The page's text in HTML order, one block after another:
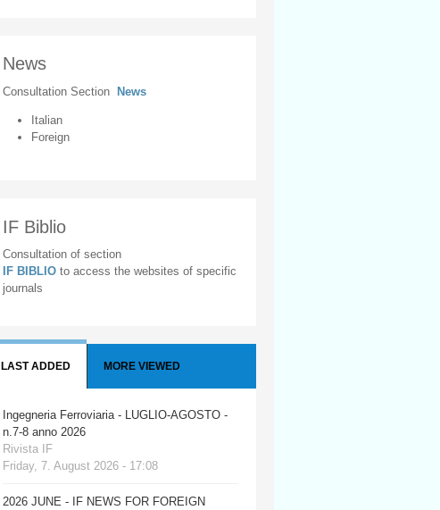
News
Consultation Section News
Italian
Foreign
IF Biblio
Consultation of section
IF BIBLIO to access the websites of specific
journals
LAST ADDED MORE VIEWED
Ingegneria Ferroviaria - LUGLIO-AGOSTO -
n.7-8 anno 2026
Rivista IF
Friday, 7. August 2026 - 17:08
2026 JUNE - IF NEWS FOR FOREIGN